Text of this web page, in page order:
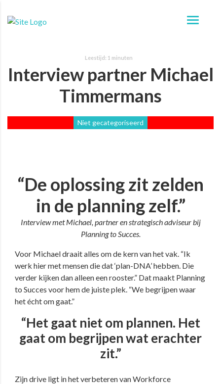
Interview partner Michael
Timmermans
Niet gecategoriseerd
“De oplossing zit zelden
in de planning zelf.”
Interview met Michael, partner en strategisch adviseur bij
Planning to Succes.
Voor Michael draait alles om de kern van het vak. “Ik
werk hier met mensen die dat ‘plan-DNA’ hebben. Die
verder kijken dan alleen een rooster.” Dat maakt Planning
to Succes voor hem de juiste plek. “We begrijpen waar
het écht om gaat.”
“Het gaat niet om plannen. Het
gaat om begrijpen wat erachter
zit.”
Zijn drive ligt in het verbeteren van Workforce